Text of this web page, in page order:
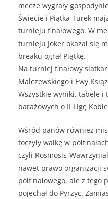
mecze wygrały
Świecie i Piątka Turek
turnieju finałowego. W
turnieju Joker okazał się
breaku ograł Piątkę.
Na turniej finałowy
Malczewskiego i Ewy
Wszystkie wyniki, tabele
barażowych o II Ligę
Wśród panów również
toczyły walkę w
czyli Rosmosis-
nawet prawo organizacji
półfinałowego, ale z tego
pojechał do Pyrzyc.